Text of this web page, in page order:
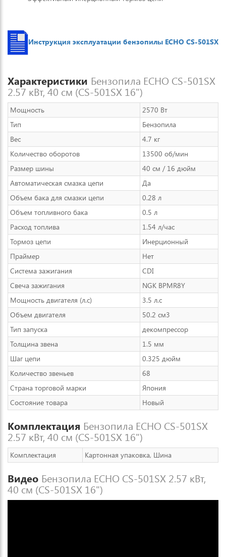
Инструкция эксплуатации бензопилы ECHO CS-501SX
Характеристики Бензопила ECHO CS-501SX
2.57 кВт, 40 см (CS-501SX 16")
Мощность
2570 Вт
Тип
Бензопила
Вес
4.7 кг
Количество оборотов
13500 об/мин
Размер шины
40 см / 16 дюйм
Автоматическая смазка цепи
Да
Объем бака для смазки цепи
0.28 л
Объем топливного бака
0.5 л
Расход топлива
1.54 л/час
Тормоз цепи
Инерционный
Праймер
Нет
Система зажигания
CDI
Свеча зажигания
NGK BPMR8Y
Мощность двигателя (л.с)
3.5 л.с
Объем двигателя
50.2 см3
Тип запуска
декомпрессор
Толщина звена
1.5 мм
Шаг цепи
0.325 дюйм
Количество звеньев
68
Страна торговой марки
Япония
Состояние товара
Новый
Комплектация Бензопила ECHO CS-501SX
2.57 кВт, 40 см (CS-501SX 16")
Комплектация Картонная упаковка, Шина
Видео Бензопила ECHO CS-501SX 2.57 кВт,
40 см (CS-501SX 16")